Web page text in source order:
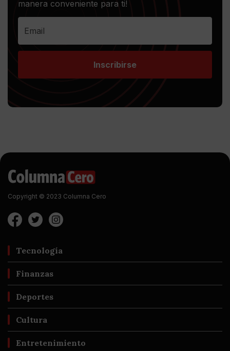
manera conveniente para ti!
Inscribirse
Copyright © 2023 Columna Cero
Tecnología
Finanzas
Deportes
Cultura
Entretenimiento